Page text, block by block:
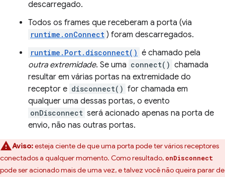
descarregado.
Todos os frames que receberam a porta (via
runtime.onConnect ) foram descarregados.
runtime.Port.disconnect() é chamado pela
outra extremidade. Se uma connect() chamada
resultar em várias portas na extremidade do
receptor e disconnect() for chamada em
qualquer uma dessas portas, o evento
onDisconnect será acionado apenas na porta de
envio, não nas outras portas.
Aviso:esteja ciente de que uma porta pode ter vários receptores
conectados a qualquer momento. Como resultado, onDisconnect
pode ser acionado mais de uma vez, e talvez você não queira parar de